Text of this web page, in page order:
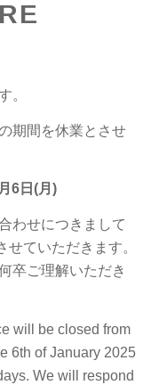
。
期間を休業とさせ
6日(月)
わせにつきまして
ていただきます。
卒ご理解いただき
will be closed from
6th of January 2025
We will respond